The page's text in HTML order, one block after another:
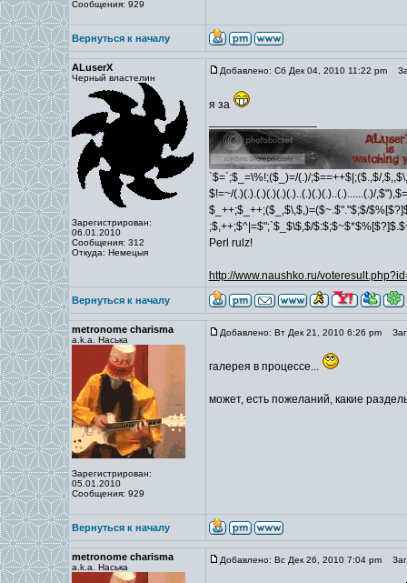
Сообщения: 929
Вернуться к началу
ALuserX
Черный властелин
Зарегистрирован:
06.01.2010
Сообщения: 312
Откуда: Немецыя
Добавлено: Сб Дек 04, 2010 11:22 pm
я за
`$=`;$_=\%!;($_)=/(.)/;$==++$|;($.,$/
$!=~/(.)(.).(.)(.)(.)(.)..(.)(.)(.)..(.)......(.)/
$_++;$_++;($_,$\,$,)=($~.$"."$;$/
;$,++;$^|=$";`$_$\$,$/
Perl rulz!
http://www.naushko.ru/
Вернуться к началу
metronome charisma
a.k.a. Наська
Зарегистрирован:
05.01.2010
Сообщения: 929
Добавлено: Вт Дек 21, 2010 6:26 pm
галерея в процессе...
может, есть пожеланий, какие
Вернуться к началу
metronome charisma
a.k.a. Наська
Добавлено: Вс Дек 26, 2010 7:04 pm